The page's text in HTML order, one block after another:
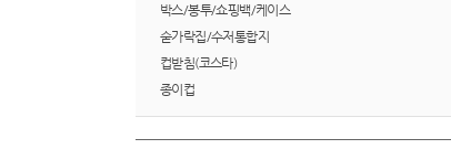
박스/봉투/쇼핑백/케이스
숟가락집/수저통합지
컵받침(코스타)
종이컵